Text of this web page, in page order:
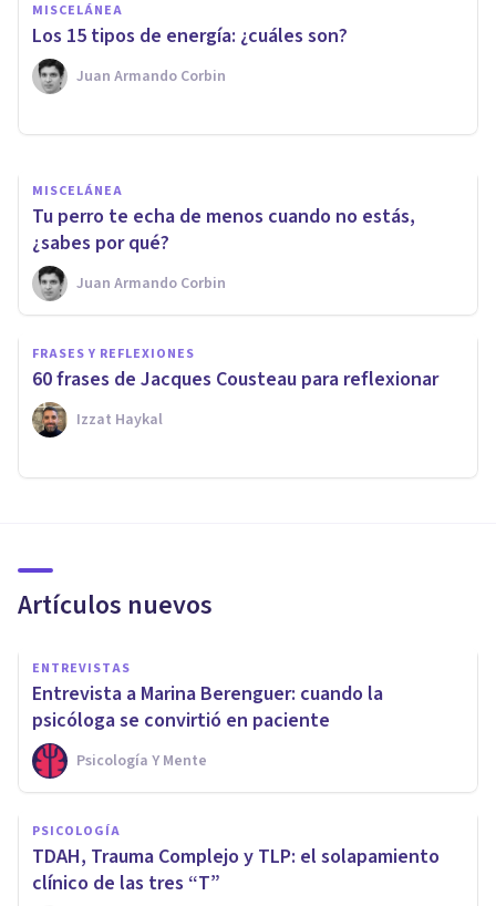
MISCELÁNEA
Los 15 tipos de energía: ¿cuáles son?
Juan Armando Corbin
​El Mindfulness podría ayudar a
combatir la obesidad infantil
MISCELÁNEA
Tu perro te echa de menos cuando no estás,
¿sabes por qué?
Juan Armando Corbin
FRASES Y REFLEXIONES
60 frases de Jacques Cousteau para reflexionar
Izzat Haykal
Artículos nuevos
ENTREVISTAS
Entrevista a Marina Berenguer: cuando la
psicóloga se convirtió en paciente
Psicología Y Mente
PSICOLOGÍA
TDAH, Trauma Complejo y TLP: el solapamiento
clínico de las tres “T”